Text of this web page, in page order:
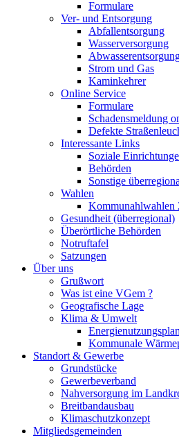
Formulare
Ver- und Entsorgung
Abfallentsorgung
Wasserversorgung
Strom und Gas
Kaminkehrer
Online Service
Formulare
Schadensmeldung
Defekte
Interessante Links
Soziale
Behörden
Sonstige
Wahlen
Kommunahlwahlen
Gesundheit (überregional)
Überörtliche Behörden
Notruftafel
Satzungen
Über uns
Grußwort
Was ist eine VGem ?
Geografische Lage
Klima & Umwelt
Energienutzungsplan
Kommunale
Standort & Gewerbe
Grundstücke
Gewerbeverband
Nahversorgung im
Breitbandausbau
Klimaschutzkonzept
Mitgliedsgemeinden